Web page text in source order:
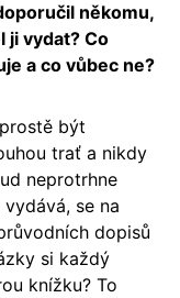
někomu,
ji vydat? Co
a co vůbec ne?
být
trať a nikdy
neprotrhne
se na
dopisů
si každý
knížku? To